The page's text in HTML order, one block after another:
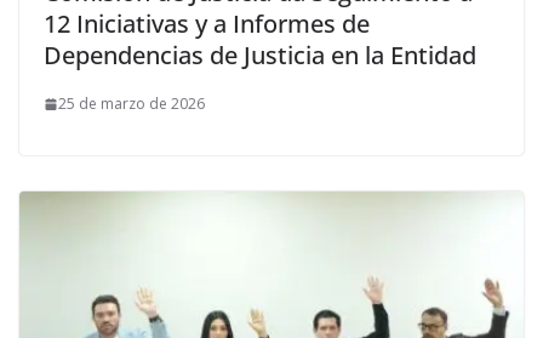
12 Iniciativas y a Informes de
Dependencias de Justicia en la Entidad
25 de marzo de 2026